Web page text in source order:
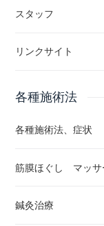
スタッフ
リンクサイト
各種施術法
各種施術法、症状
筋膜ほぐし マッサ
鍼灸治療